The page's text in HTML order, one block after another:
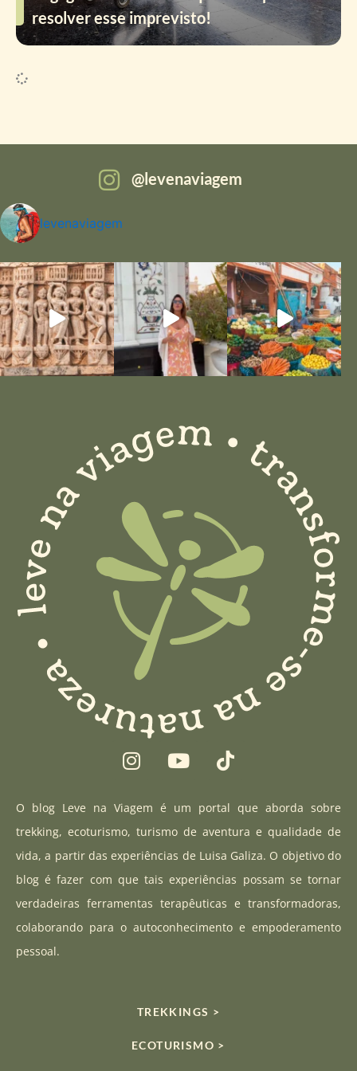
resolver esse imprevisto!
levenaviagem
levenaviagem
I
n
t
a
g
a
m
Y
o
t
u
b
T
i
t
o
k
O blog Leve na Viagem é um portal que aborda sobre
trekking, ecoturismo, turismo de aventura e qualidade de
vida, a partir das experiências de Luisa Galiza. O objetivo do
blog é fazer com que tais experiências possam se tornar
verdadeiras ferramentas terapêuticas e transformadoras,
colaborando para o autoconhecimento e empoderamento
pessoal.
TREKKINGS >
ECOTURISMO >